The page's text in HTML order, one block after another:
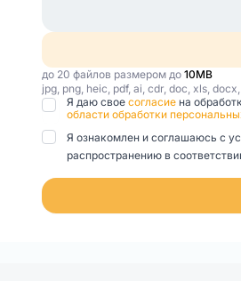
до 20 файлов размером до 10MB
jpg, png, heic, pdf, ai, cdr, doc, xls,
Я даю свое согласие на
области обработки
Я ознакомлен и соглашаюсь с
распространению в